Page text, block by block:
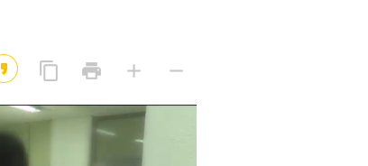
2026년 08월 07일(금)
2026년 08월 07일(금)
content_copy
사
print add
게
remove
게